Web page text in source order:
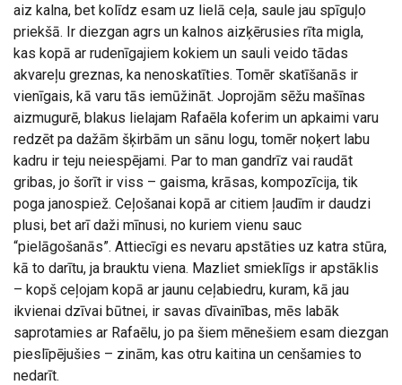
aiz kalna, bet kolīdz esam uz lielā ceļa, saule jau spīguļo
priekšā. Ir diezgan agrs un kalnos aizķērusies rīta migla,
kas kopā ar rudenīgajiem kokiem un sauli veido tādas
akvareļu greznas, ka nenoskatīties. Tomēr skatīšanās ir
vienīgais, kā varu tās iemūžināt. Joprojām sēžu mašīnas
aizmugurē, blakus lielajam Rafaēla koferim un apkaimi varu
redzēt pa dažām šķirbām un sānu logu, tomēr noķert labu
kadru ir teju neiespējami. Par to man gandrīz vai raudāt
gribas, jo šorīt ir viss – gaisma, krāsas, kompozīcija, tik
poga janospiež. Ceļošanai kopā ar citiem ļaudīm ir daudzi
plusi, bet arī daži mīnusi, no kuriem vienu sauc
“pielāgošanās”. Attiecīgi es nevaru apstāties uz katra stūra,
kā to darītu, ja brauktu viena. Mazliet smieklīgs ir apstāklis
– kopš ceļojam kopā ar jaunu ceļabiedru, kuram, kā jau
ikvienai dzīvai būtnei, ir savas dīvainības, mēs labāk
saprotamies ar Rafaēlu, jo pa šiem mēnešiem esam diezgan
pieslīpējušies – zinām, kas otru kaitina un cenšamies to
nedarīt.